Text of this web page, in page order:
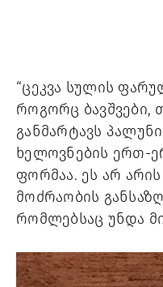
“ცეკვა სულის
როგორც ბავშვები,
განმარტავს
ხელოვნების ერთ-
ფორმაა. ეს არ
მოძრაობის
რომლებსაც უნდა